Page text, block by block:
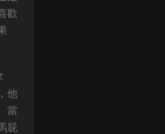
歡
他
當
屁